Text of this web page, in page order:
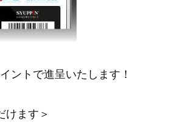
ントで進呈いたします！
けます＞